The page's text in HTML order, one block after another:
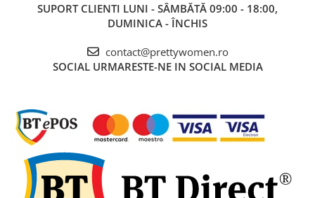
SUPORT CLIENTI LUNI - SÂMBĂTĂ 09:00 - 18:00,
DUMINICA - ÎNCHIS
contact@prettywomen.ro
SOCIAL URMARESTE-NE IN SOCIAL MEDIA